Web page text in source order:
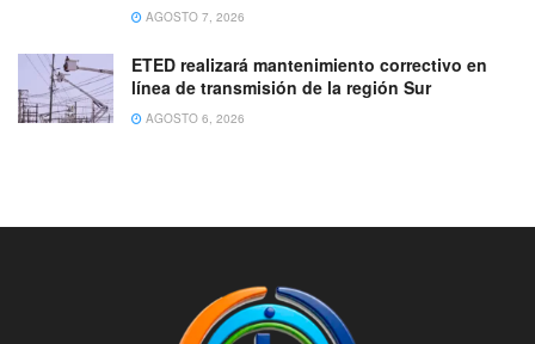
AGOSTO 7, 2026
ETED realizará mantenimiento correctivo en
línea de transmisión de la región Sur
AGOSTO 6, 2026